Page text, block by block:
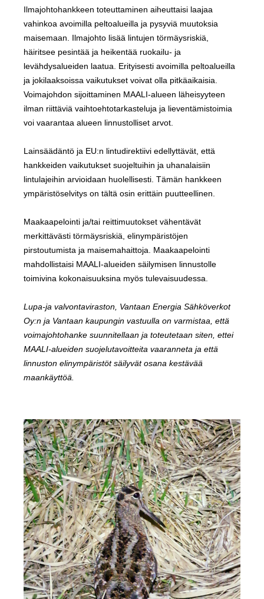
Ilmajohtohankkeen toteuttaminen aiheuttaisi laajaa
vahinkoa avoimilla peltoalueilla ja pysyviä muutoksia
maisemaan. Ilmajohto lisää lintujen törmäysriskiä,
häiritsee pesintää ja heikentää ruokailu- ja
levähdysalueiden laatua. Erityisesti avoimilla peltoalueilla
ja jokilaaksoissa vaikutukset voivat olla pitkäaikaisia.
Voimajohdon sijoittaminen MAALI-alueen läheisyyteen
ilman riittäviä vaihtoehtotarkasteluja ja lieventämistoimia
voi vaarantaa alueen linnustolliset arvot.
Lainsäädäntö ja EU:n lintudirektiivi edellyttävät, että
hankkeiden vaikutukset suojeltuihin ja uhanalaisiin
lintulajeihin arvioidaan huolellisesti. Tämän hankkeen
ympäristöselvitys on tältä osin erittäin puutteellinen.
Maakaapelointi ja/tai reittimuutokset vähentävät
merkittävästi törmäysriskiä, elinympäristöjen
pirstoutumista ja maisemahaittoja. Maakaapelointi
mahdollistaisi MAALI-alueiden säilymisen linnustolle
toimivina kokonaisuuksina myös tulevaisuudessa.
Lupa-ja valvontaviraston, Vantaan Energia Sähköverkot
Oy:n ja Vantaan kaupungin vastuulla on varmistaa, että
voimajohtohanke suunnitellaan ja toteutetaan siten, ettei
MAALI-alueiden suojelutavoitteita vaaranneta ja että
linnuston elinympäristöt säilyvät osana kestävää
maankäyttöä.